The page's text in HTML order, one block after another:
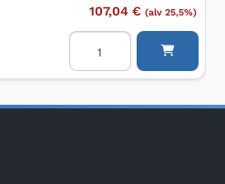
107,04 € (alv 25,5%)
Ritilä
Unidrain
1200mm
Classic
määrä